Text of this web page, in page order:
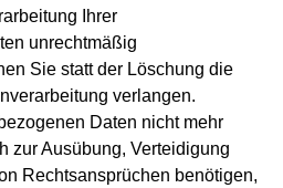
Ihrer
unrechtmäßig
Sie statt der Löschung die
verlangen.
Daten nicht mehr
zur Ausübung, Verteidigung
Rechtsansprüchen benötigen,